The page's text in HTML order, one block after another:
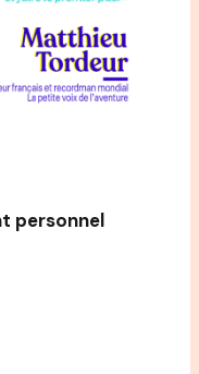
personnel